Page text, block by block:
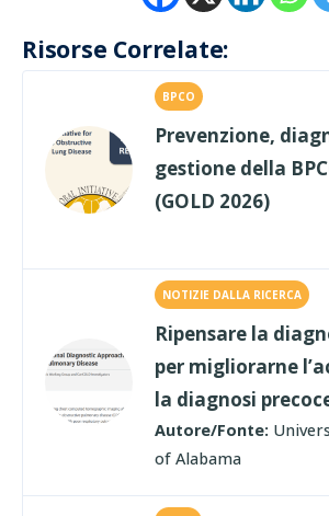
Risorse Correlate:
BPCO
Prevenzione,
gestione della
(GOLD 2026)
NOTIZIE DALLA RICERCA
Ripensare la
per migliorarne
la diagnosi
Autore/Fonte:
of Alabama